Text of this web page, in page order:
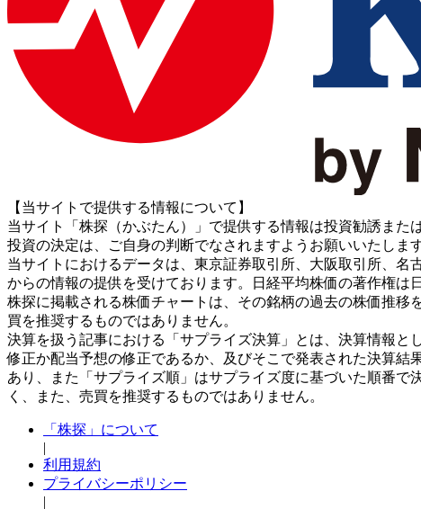
【当サイトで提供する情報について】
当サイト「株探（かぶたん）」で提供する情報は投資勧誘また
投資の決定は、ご自身の判断でなされますようお願いいたします
当サイトにおけるデータは、東京証券取引所、大阪取引所、名
からの情報の提供を受けております。日経平均株価の著作権は
株探に掲載される株価チャートは、その銘柄の過去の株価推
買を推奨するものではありません。
決算を扱う記事における「サプライズ決算」とは、決算情報
修正か配当予想の修正であるか、及びそこで発表された決算
あり、また「サプライズ順」はサプライズ度に基づいた順番
く、また、売買を推奨するものではありません。
「株探」について
|
利用規約
プライバシーポリシー
|